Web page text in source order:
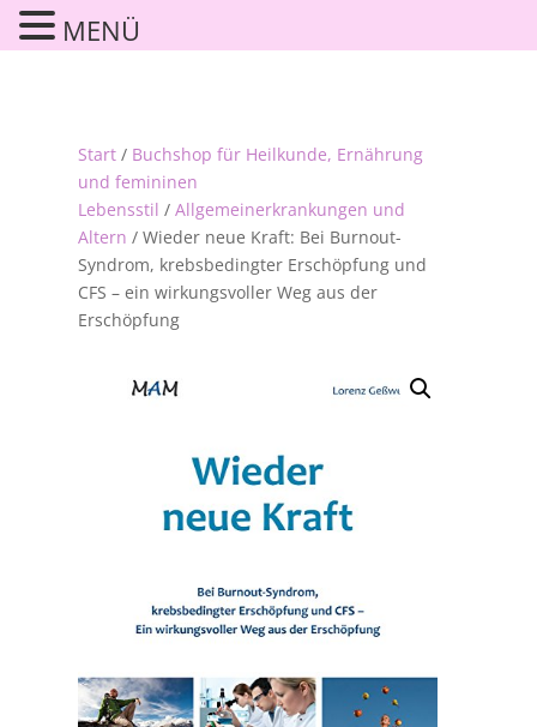
Start/ Buchshop für Heilkunde, Ernährung
und femininen
Lebensstil / Allgemeinerkrankungen und
Altern / Wieder neue Kraft: Bei Burnout-
Syndrom, krebsbedingter Erschöpfung und
CFS – ein wirkungsvoller Weg aus der
Erschöpfung
MENÜ